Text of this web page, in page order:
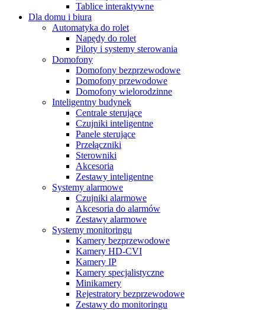
Tablice interaktywne
Dla domu i biura
Automatyka do rolet
Napędy do rolet
Piloty i systemy sterowania
Domofony
Domofony bezprzewodowe
Domofony przewodowe
Domofony wielorodzinne
Inteligentny budynek
Centrale sterujące
Czujniki inteligentne
Panele sterujące
Przełączniki
Sterowniki
Akcesoria
Zestawy inteligentne
Systemy alarmowe
Czujniki alarmowe
Akcesoria do alarmów
Zestawy alarmowe
Systemy monitoringu
Kamery bezprzewodowe
Kamery HD-CVI
Kamery IP
Kamery specjalistyczne
Minikamery
Rejestratory bezprzewodowe
Zestawy do monitoringu